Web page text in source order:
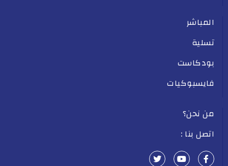
المباشر
تسلية
بودكاست
فايسبوكيات
من نحن؟
اتصل بنا :